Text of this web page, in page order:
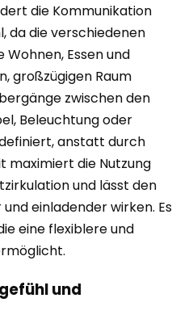
die Kommunikation
da die verschiedenen
Wohnen, Essen und
großzügigen Raum
zwischen den
Beleuchtung oder
anstatt durch
maximiert die Nutzung
und lässt den
einladender wirken. Es
eine flexiblere und
und